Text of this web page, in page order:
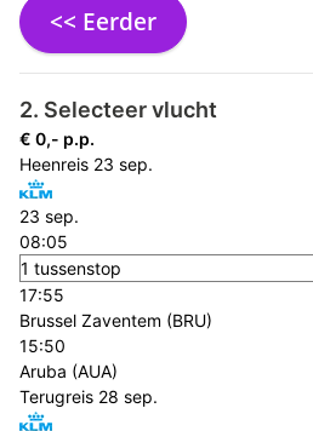
<< Eerder
2. Selecteer vlucht
€ 0,- p.p.
Heenreis 23 sep.
23 sep.
08:05
1 tussenstop
17:55
Brussel Zaventem (BRU)
15:50
Aruba (AUA)
Terugreis 28 sep.